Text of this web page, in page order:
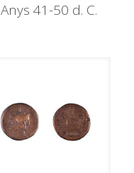
Anys 41-50 d. C.